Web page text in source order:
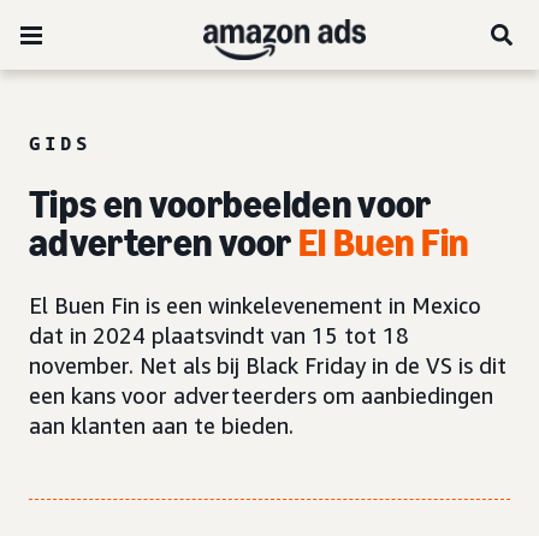
GIDS
Tips en voorbeelden voor
adverteren voorEl Buen Fin
El Buen Fin is een winkelevenement in Mexico
dat in 2024 plaatsvindt van 15 tot 18
november. Net als bij Black Friday in de VS is dit
een kans voor adverteerders om aanbiedingen
aan klanten aan te bieden.